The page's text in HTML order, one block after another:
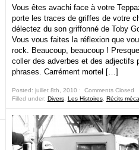
Vous êtes avachi face à votre
porte les traces de griffes de votre
délectez du son griffonné de Toby
Vous vous faites la réflexion que
rock. Beaucoup, beaucoup !
coller des adverbes et des adjectifs
phrases. Carrément mortel […]
Posted: juillet 8th, 2010 ˑ Comments Closed
Filled under: Divers, Les Histoires, Récits